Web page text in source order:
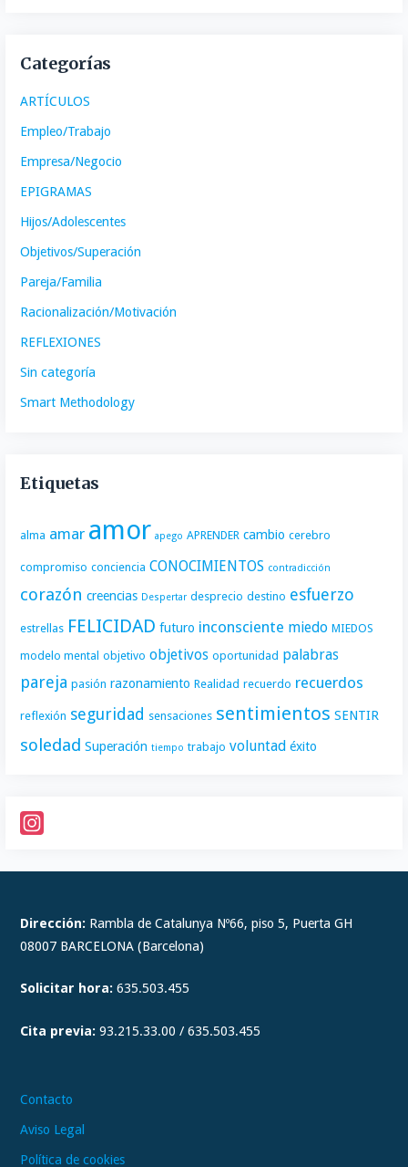
Categorías
ARTÍCULOS
Empleo/Trabajo
Empresa/Negocio
EPIGRAMAS
Hijos/Adolescentes
Objetivos/Superación
Pareja/Familia
Racionalización/Motivación
REFLEXIONES
Sin categoría
Smart Methodology
Etiquetas
alma amar amor apego APRENDER cambio cerebro
compromiso conciencia CONOCIMIENTOS contradicción
corazón creencias Despertar desprecio destino esfuerzo
estrellas FELICIDAD futuro inconsciente miedo MIEDOS
modelo mental objetivo objetivos oportunidad palabras
pareja pasión razonamiento Realidad recuerdo recuerdos
reflexión seguridad sensaciones sentimientos SENTIR
soledad Superación tiempo trabajo voluntad éxito
n
t
a
r
m
Dirección: Rambla de Catalunya Nº66, piso 5, Puerta GH
08007 BARCELONA (Barcelona)
Solicitar hora: 635.503.455
Cita previa: 93.215.33.00 / 635.503.455
Contacto
Aviso Legal
Política de cookies